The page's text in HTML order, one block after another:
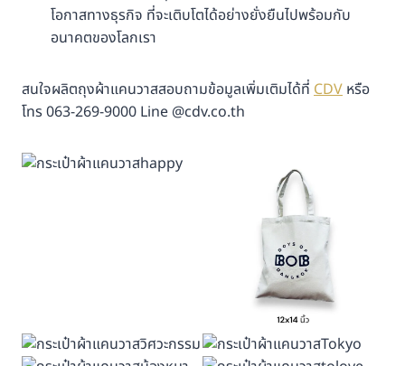
โอกาสทางธุรกิจ ที่จะเติบโตได้อย่างยั่งยืนไปพร้อมกับ
อนาคตของโลกเรา
สนใจผลิตถุงผ้าแคนวาสสอบถามข้อมูลเพิ่มเติมได้ที่ CDV หรือ
โทร 063-269-9000 Line @cdv.co.th